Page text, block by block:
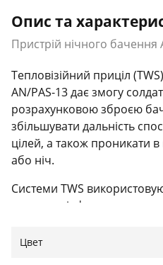
Опис та
Пристрій нічного бачення
Тепловізійний приціл
AN/PAS-13 дає змогу
розрахунковою зброєю
збільшувати дальність
цілей, а також проникати
або ніч.
Системи TWS
передову інфрачервону
передачі зображень або
Цвет